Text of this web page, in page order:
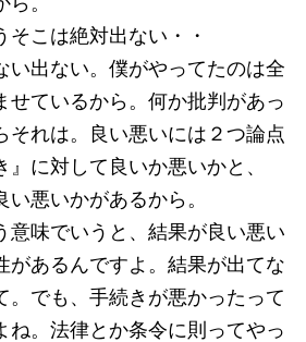
そこは絶対出ない・・
い出ない。僕がやってたのは全
せているから。何か批判があっ
それは。良い悪いには２つ論点
に対して良いか悪いかと、
い悪いかがあるから。
味でいうと、結果が良い悪い
があるんですよ。結果が出てな
。でも、手続きが悪かったって
ね。法律とか条令に則ってやっ